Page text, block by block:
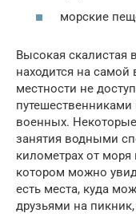
морские
Высокая скалистая
находится на самой
местности не
путешественниками
военных.
занятия водными
километрах от моря
котором можно
есть места, куда
друзьями на